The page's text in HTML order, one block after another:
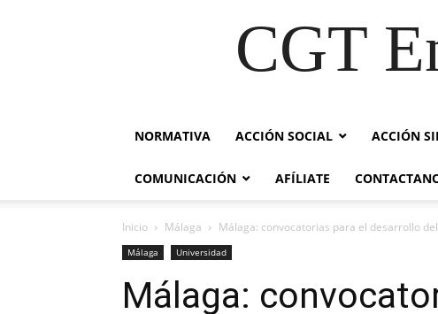
CGT
NORMATIVA ACCIÓN SOCIAL ACCIÓN
COMUNICACIÓN AFÍLIATE
Inicio Málaga Málaga: convocatorias para el desarrollo
Málaga Universidad
Málaga: